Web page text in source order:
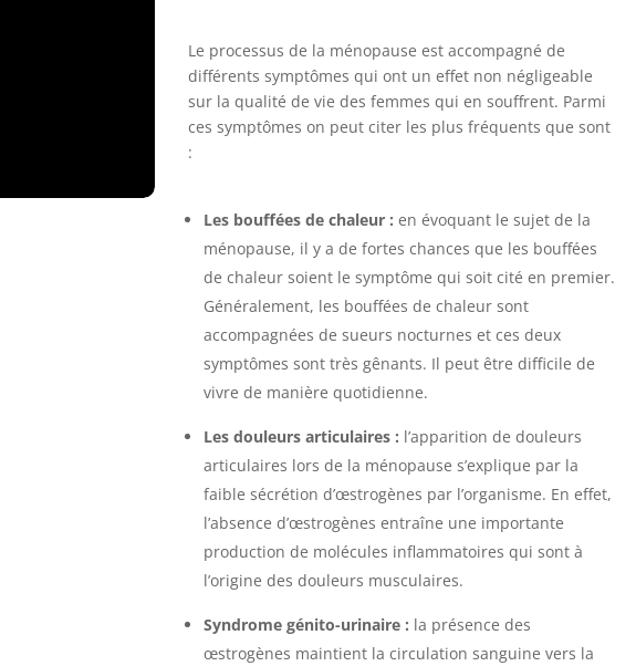
Le processus de la ménopause est accompagné de
différents symptômes qui ont un effet non négligeable
sur la qualité de vie des femmes qui en souffrent. Parmi
ces symptômes on peut citer les plus fréquents que sont
:
Les bouffées de chaleur : en évoquant le sujet de la
ménopause, il y a de fortes chances que les bouffées
de chaleur soient le symptôme qui soit cité en premier.
Généralement, les bouffées de chaleur sont
accompagnées de sueurs nocturnes et ces deux
symptômes sont très gênants. Il peut être difficile de
vivre de manière quotidienne.
Les douleurs articulaires : l’apparition de douleurs
articulaires lors de la ménopause s’explique par la
faible sécrétion d’œstrogènes par l’organisme. En effet,
l’absence d’œstrogènes entraîne une importante
production de molécules inflammatoires qui sont à
l’origine des douleurs musculaires.
Syndrome génito-urinaire : la présence des
œstrogènes maintient la circulation sanguine vers la